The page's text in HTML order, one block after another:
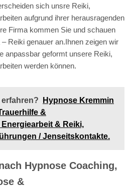
sich unsre Reiki,
aufgrund ihrer herausragenden
Firma kommen Sie und schauen
Reiki genauer an.Ihnen zeigen wir
anpassbar geformt unsere Reiki,
werden können.
Hypnose Kremmin
&
& Reiki,
/ Jenseitskontakte.
Hypnose Coaching,
&